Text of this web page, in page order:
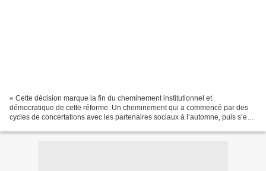
« Cette décision marque la fin du cheminement institutionnel et
démocratique de cette réforme. Un cheminement qui a commencé par des
cycles de concertations avec les partenaires sociaux à l’automne, puis s’est